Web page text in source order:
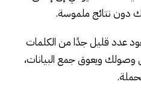
دون نتائج ملموسة.
عدد قليل جدًا من الكلمات
ويعوق جمع البيانات،